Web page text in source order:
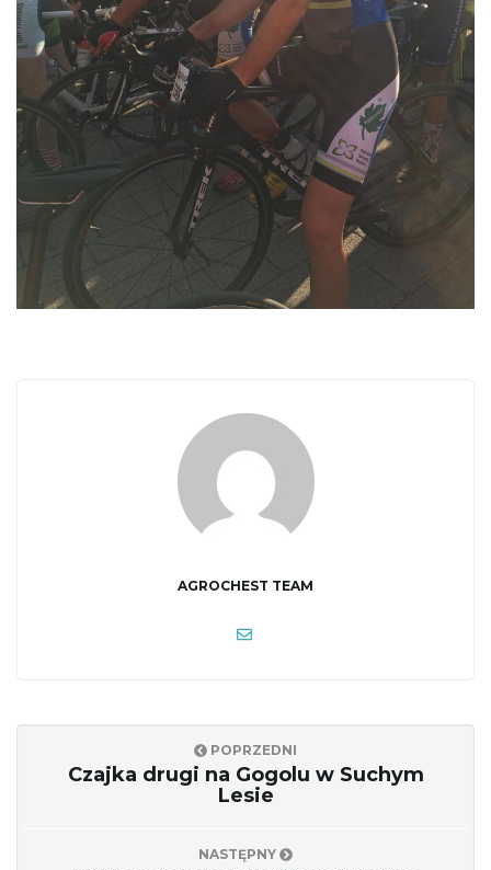
AGROCHEST TEAM
POPRZEDNI
Czajka drugi na Gogolu w Suchym
Lesie
NASTĘPNY